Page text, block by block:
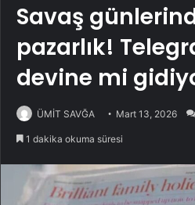
Savaş
pazarlık!
devine mi
ÜMİT SAVĞA Mart 13, 2026
1 dakika okuma süresi